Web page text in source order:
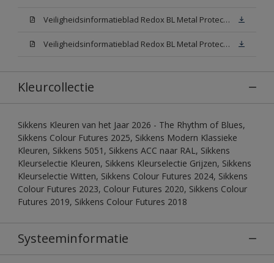
Veiligheidsinformatieblad Redox BL Metal Protect Satin N00 (MSDS)
Veiligheidsinformatieblad Redox BL Metal Protect Satin White W05 (MSDS)
Kleurcollectie
Sikkens Kleuren van het Jaar 2026 - The Rhythm of Blues,
Sikkens Colour Futures 2025, Sikkens Modern Klassieke
Kleuren, Sikkens 5051, Sikkens ACC naar RAL, Sikkens
Kleurselectie Kleuren, Sikkens Kleurselectie Grijzen, Sikkens
Kleurselectie Witten, Sikkens Colour Futures 2024, Sikkens
Colour Futures 2023, Colour Futures 2020, Sikkens Colour
Futures 2019, Sikkens Colour Futures 2018
Systeeminformatie